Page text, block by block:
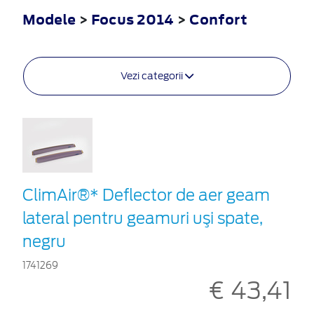
Modele > Focus 2014 > Confort
Vezi categorii
ClimAir®* Deflector de aer geam
lateral pentru geamuri uşi spate,
negru
1741269
€ 43,41